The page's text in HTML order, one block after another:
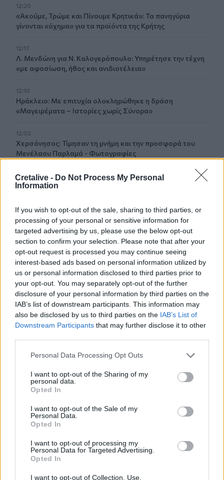
Cretalive - Do Not Process My Personal
Information
If you wish to opt-out of the sale, sharing to third parties, or
processing of your personal or sensitive information for
targeted advertising by us, please use the below opt-out
section to confirm your selection. Please note that after your
opt-out request is processed you may continue seeing
interest-based ads based on personal information utilized by
us or personal information disclosed to third parties prior to
your opt-out. You may separately opt-out of the further
disclosure of your personal information by third parties on the
IAB’s list of downstream participants. This information may
also be disclosed by us to third parties on the IAB’s List of
Downstream Participants that may further disclose it to other
Personal Data Processing Opt Outs
I want to opt-out of the Sharing of my
personal data.
Opted In
I want to opt-out of the Sale of my
Personal Data.
Opted In
I want to opt-out of processing my
Personal Data for Targeted Advertising.
Opted In
I want to opt-out of Collection, Use,
12:20
«Ακούμε, Τρώμε και Πίνουμε Κρητικά»: Τα πανηγύρια
γίνονται «όχημα» για τα προϊόντα της Κρήτης
12:17
Λ. Μενδώνη για Ν. Καλογερόπουλο: Υπηρέτησε την τέχνη
«με αφοσίωση, ήθος και ανιδιοτέλεια»
12:10
Ηράκλειο: Με επιτυχία ολοκληρώθηκε η δράση
«Μαγειρέματα – Ιστορίες χωρίς Σύνορα»
12:02
Χερσόνησος: Τίμησαν τη μνήμη και την προσφορά του
Μενέλαου Παρλαμά - Φωτογραφίες
11:53
Πάτρα: Παιδί 2,5 χρόνων έπεσε από μπαλκόνι - Δέντρο
11:50
Ηράκλειο: Στο επίκεντρο έργα, Βικελαία και «έξυπνη
πόλη» στη Δημοτική Επιτροπή
11:49
Σητεία: Ο Λευτέρης Σουλτάτος και η Βάσω Λασκαράκη
συναντούν τις « Χρυσοχέρες»
11:45
Εκδήλωση τιμής και μνήμης για τους 35 Εθνομάρτυρες στο
Σάρχο
Forbes: Οι καλύτεροι προορισμοί για συνταξιοδότηση
Χανίων
Μήλος: 33χρονος τουρίστας... εγκλωβίστηκε σε βράχο 20
μέτρων και τον διέσωσε το Λιμενικό τα ξημερώματα